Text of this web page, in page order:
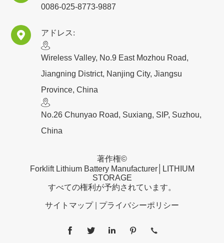
0086-025-8773-9887
 アドレス:
​Wireless Valley, No.9 East Mozhou Road,
Jiangning District, Nanjing City, Jiangsu
Province, China
No.26 Chunyao Road, Suxiang, SIP, Suzhou,
China
著作権©
Forklift Lithium Battery Manufacturer│LITHIUM
STORAGE
すべての権利が予約されています。
サイトマップ| プライバシーポリシー
    